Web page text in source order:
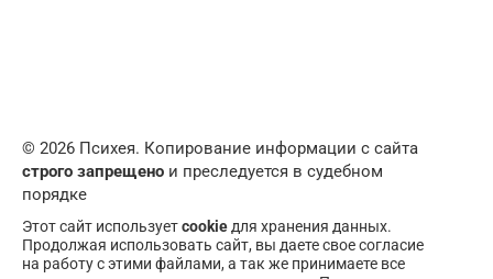
© 2026 Психея. Копирование информации с сайта
строго запрещено и преследуется в судебном
порядке
Этот сайт используетcookie для хранения данных.
Продолжая использовать сайт, вы даете свое согласие
на работу с этими файлами, а так же принимаете все